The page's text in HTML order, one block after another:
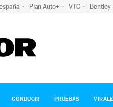
Plan Auto+ VTC Bentley
CONDUCIR PRUEBAS